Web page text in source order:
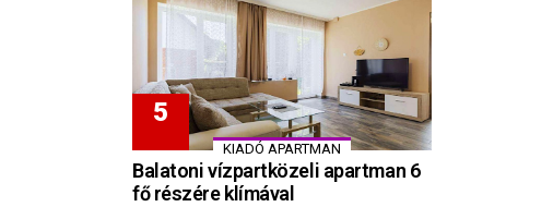
KIADÓ APARTMAN
Balatoni vízpartközeli apartman 6
fő részére klímával